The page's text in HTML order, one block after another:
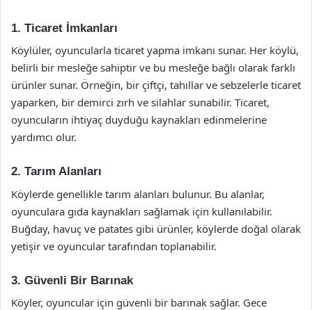
1. Ticaret İmkanları
Köylüler, oyuncularla ticaret yapma imkanı sunar. Her köylü,
belirli bir mesleğe sahiptir ve bu mesleğe bağlı olarak farklı
ürünler sunar. Örneğin, bir çiftçi, tahıllar ve sebzelerle ticaret
yaparken, bir demirci zırh ve silahlar sunabilir. Ticaret,
oyuncuların ihtiyaç duyduğu kaynakları edinmelerine
yardımcı olur.
2. Tarım Alanları
Köylerde genellikle tarım alanları bulunur. Bu alanlar,
oyunculara gıda kaynakları sağlamak için kullanılabilir.
Buğday, havuç ve patates gibi ürünler, köylerde doğal olarak
yetişir ve oyuncular tarafından toplanabilir.
3. Güvenli Bir Barınak
Köyler, oyuncular için güvenli bir barınak sağlar. Gece